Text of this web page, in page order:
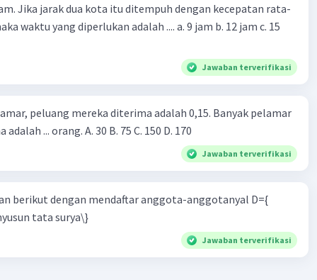
Jika jarak dua kota itu ditempuh dengan kecepatan rata-
yang diperlukan adalah .... a. 9 jam b. 12 jam c. 15
Jawaban terverifikasi
peluang mereka diterima adalah 0,15. Banyak pelamar
... orang. A. 30 B. 75 C. 150 D. 170
Jawaban terverifikasi
berikut dengan mendaftar anggota-anggotanyal D={
tata surya\}
Jawaban terverifikasi